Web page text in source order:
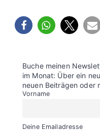
Buche meinen
im Monat: Über ein
neuen Beiträgen oder
Vorname
Deine Emailadresse